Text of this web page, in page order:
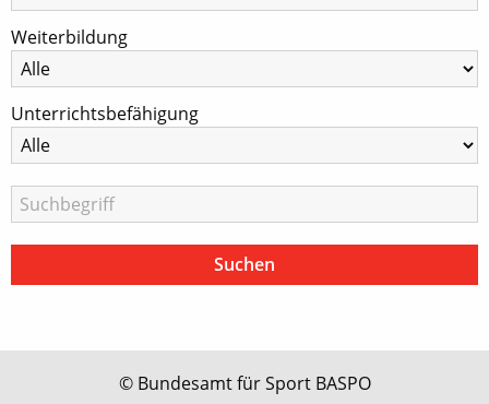
Weiterbildung
Unterrichtsbefähigung
© Bundesamt für Sport BASPO